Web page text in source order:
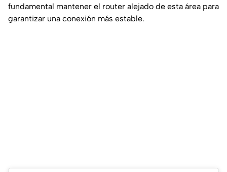
fundamental mantener el router alejado de esta área para
garantizar una conexión más estable.